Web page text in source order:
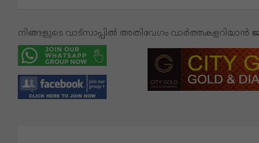
നിങ്ങളുടെ വാട്സാപ്പിൽ അതിവേഗം